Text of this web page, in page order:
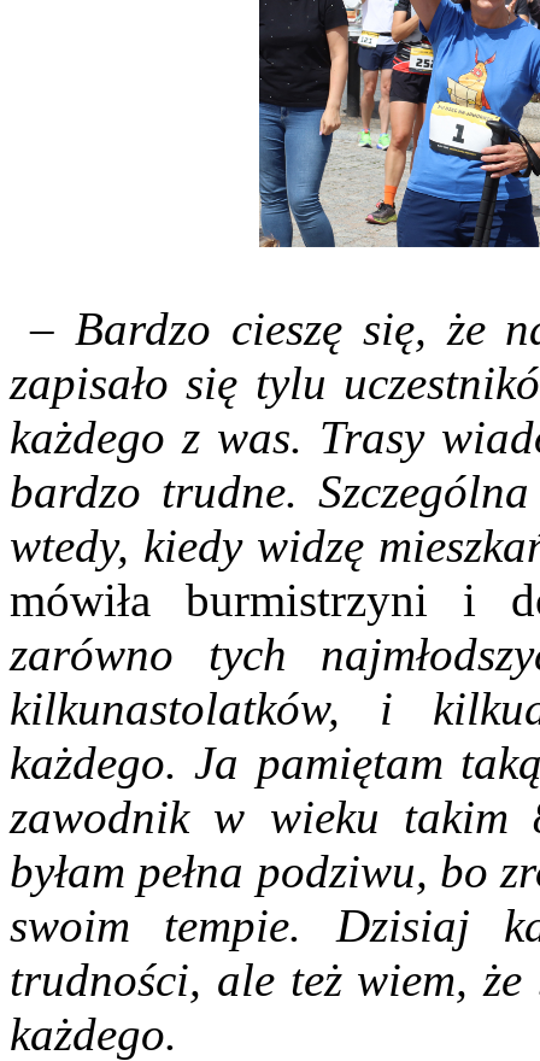
– Bardzo cieszę się, że
zapisało się tylu
każdego z was. Trasy
bardzo trudne.
wtedy, kiedy widzę
mówiła burmistrzyni i
zarówno tych
kilkunastolatków, i
każdego. Ja pamiętam
zawodnik w wieku takim
byłam pełna podziwu, bo
swoim tempie. Dzisiaj
trudności, ale też wiem,
każdego.